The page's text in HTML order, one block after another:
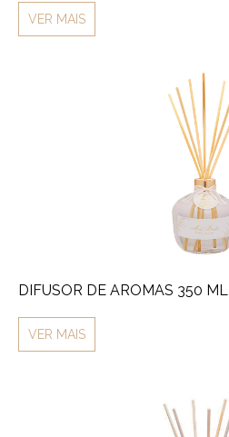
VER MAIS
DIFUSOR DE AROMAS 350 ML
VER MAIS